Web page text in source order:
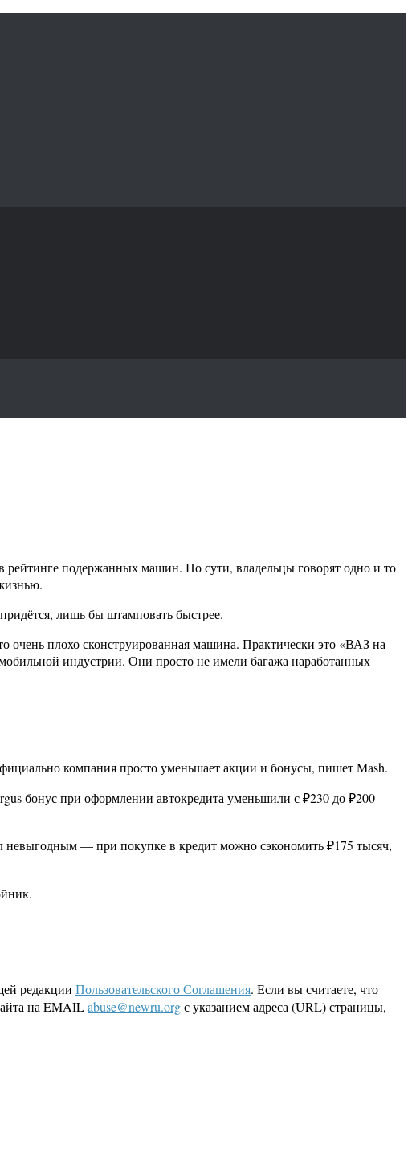
подержанных машин. По сути, владельцы говорят одно и то
лишь бы штамповать быстрее.
очень плохо сконструированная машина. Практически это «ВАЗ на
индустрии. Они просто не имели багажа наработанных
компания просто уменьшает акции и бонусы, пишет Mash.
бонус при оформлении автокредита уменьшили с ₽230 до ₽200
невыгодным — при покупке в кредит можно сэкономить ₽175 тысяч,
редакции Пользовательского Соглашения. Если вы считаете, что
на EMAILabuse@newru.orgс указанием адреса (URL) страницы,